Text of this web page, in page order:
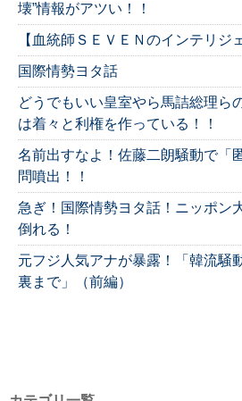
壊”情報がアツい！！
【血統師ＳＥＶＥＮのインテリジ
国際情勢ヨタ話
どうでもいい皇室やら馬詰総理ら
は着々と利権を作っている！！
名前出すなよ！佐藤二朗騒動で「
問噴出！！
急ぎ！国際情勢ヨタ話！ニッポン
倒れる！
元フジ人気アナが暴露！「韓流騒
裏まで」（前編）